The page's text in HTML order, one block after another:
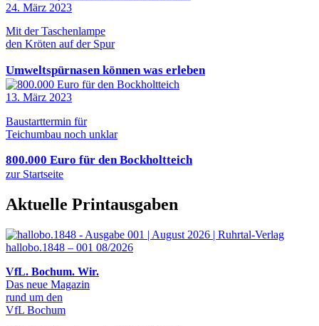
24. März 2023
Mit der Taschenlampe
den Kröten auf der Spur
Umweltspürnasen können was erleben
13. März 2023
Baustarttermin für
Teichumbau noch unklar
800.000 Euro für den Bockholtteich
zur Startseite
Aktuelle Printausgaben
hallobo.1848 – 001 08/2026
VfL. Bochum. Wir.
Das neue Magazin
rund um den
VfL Bochum